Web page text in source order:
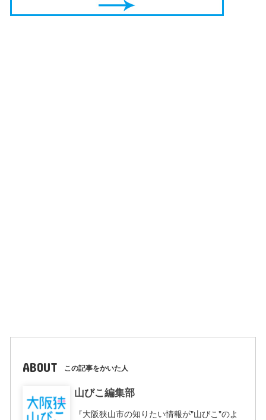
ABOUT この記事をかいた人
山びこ編集部
『大阪狭山市の知りたい情報が"山びこ"のよ